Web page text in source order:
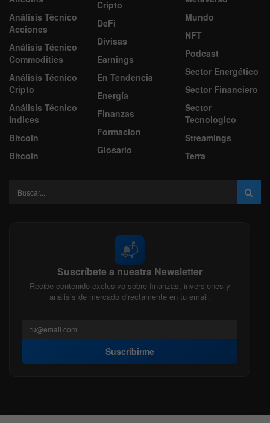
Análisis Técnico
Acciones
Análisis Técnico
Commodities
Análisis Técnico
Cripto
Análisis Técnico
Indices
Bitcoin
Bitcoin
Cripto
DeFi
Divisas
Earnings
En Tendencia
Energía
Finanzas
Formacion
Glosario
Mundo
NFT
Podcast
Sector Energético
Sector Financiero
Sector
Tecnologico
Streamings
Terra
📬
Suscríbete a nuestra Newsletter
Recibe contenido exclusivo sobre finanzas, inversiones y
análisis de mercado directamente en tu email.
Suscribirme